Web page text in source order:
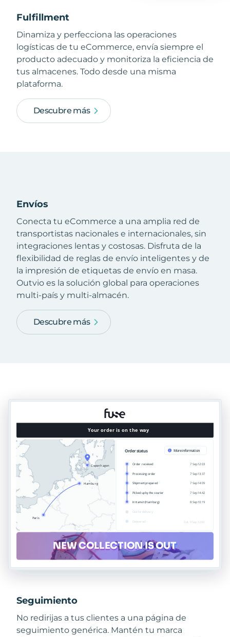
Fulfillment
Dinamiza y perfecciona las operaciones
logísticas de tu eCommerce, envía siempre el
producto adecuado y monitoriza la eficiencia de
tus almacenes. Todo desde una misma
plataforma.
Descubre más
Envíos
Conecta tu eCommerce a una amplia red de
transportistas nacionales e internacionales, sin
integraciones lentas y costosas. Disfruta de la
flexibilidad de reglas de envío inteligentes y de
la impresión de etiquetas de envío en masa.
Outvio es la solución global para operaciones
multi-país y multi-almacén.
Descubre más
Seguimiento
No redirijas a tus clientes a una página de
seguimiento genérica. Mantén tu marca